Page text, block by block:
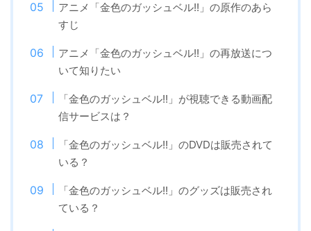
アニメ「金色のガッシュベル!!」の原作のあら
すじ
アニメ「金色のガッシュベル!!」の再放送につ
いて知りたい
「金色のガッシュベル!!」が視聴できる動画配
信サービスは？
「金色のガッシュベル!!」のDVDは販売されて
いる？
「金色のガッシュベル!!」のグッズは販売され
ている？